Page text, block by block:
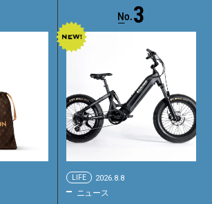
3
LIFE 2026.8.8
ニュース